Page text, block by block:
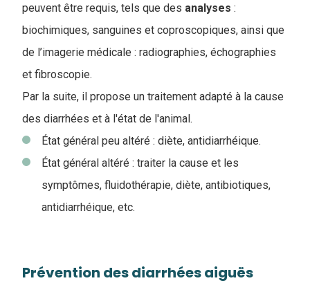
peuvent être requis, tels que des analyses :
biochimiques, sanguines et coproscopiques, ainsi que
de l’imagerie médicale : radiographies, échographies
et fibroscopie.
Par la suite, il propose un traitement adapté à la cause
des diarrhées et à l'état de l'animal.
État général peu altéré : diète, antidiarrhéique.
État général altéré : traiter la cause et les
symptômes, fluidothérapie, diète, antibiotiques,
antidiarrhéique, etc.
Prévention des diarrhées aiguës